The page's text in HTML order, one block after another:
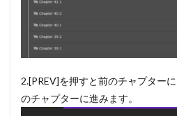
2.[PREV]を押すと前のチャプター
のチャプターに進みます。